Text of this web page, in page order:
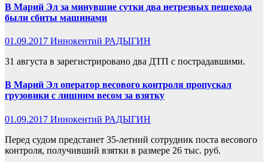
В Марий Эл за минувшие сутки два нетрезвых пешехода
были сбиты машинами
01.09.2017 Иннокентий РАДЫГИН
31 августа в зарегистрировано два ДТП с пострадавшими.
В Марий Эл оператор весового контроля пропускал
грузовики с лишним весом за взятку
01.09.2017 Иннокентий РАДЫГИН
Перед судом предстанет 35-летний сотрудник поста весового
контроля, получивший взятки в размере 26 тыс. руб.